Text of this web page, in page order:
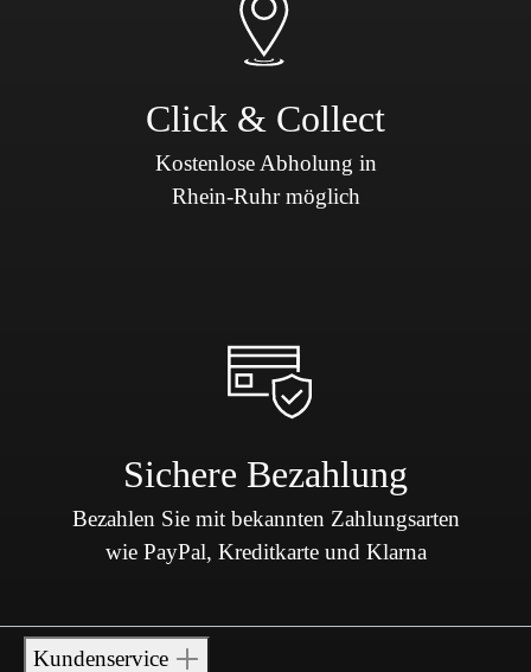
Click & Collect
Kostenlose Abholung in
Rhein-Ruhr möglich
Sichere Bezahlung
Bezahlen Sie mit bekannten Zahlungsarten
wie PayPal, Kreditkarte und Klarna
Kundenservice